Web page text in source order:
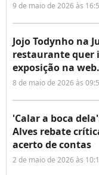
9 de maio de 2026 às
Jojo Todynho na
restaurante quer
exposição na
8 de maio de 2026 às
'Calar a boca
Alves rebate
acerto de contas
2 de maio de 2026 às